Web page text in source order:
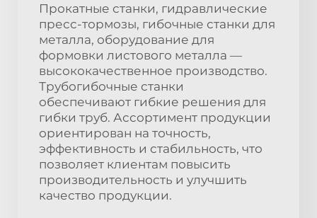
Прокатные станки, гидравлические
пресс-тормозы, гибочные станки для
металла, оборудование для
формовки листового металла —
высококачественное производство.
Трубогибочные станки
обеспечивают гибкие решения для
гибки труб. Ассортимент продукции
ориентирован на точность,
эффективность и стабильность, что
позволяет клиентам повысить
производительность и улучшить
качество продукции.